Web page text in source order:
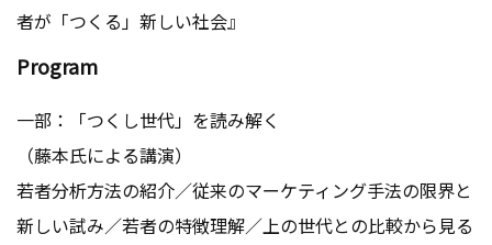
者が「つくる」新しい社会』
Program
一部：「つくし世代」を読み解く
（藤本氏による講演）
若者分析方法の紹介／従来のマーケティング手法の限界と
新しい試み／若者の特徴理解／上の世代との比較から見る